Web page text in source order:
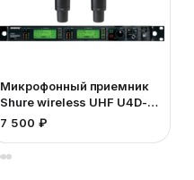
Микрофонный приемник
Shure wireless UHF U4D-
UA
7 500 ₽